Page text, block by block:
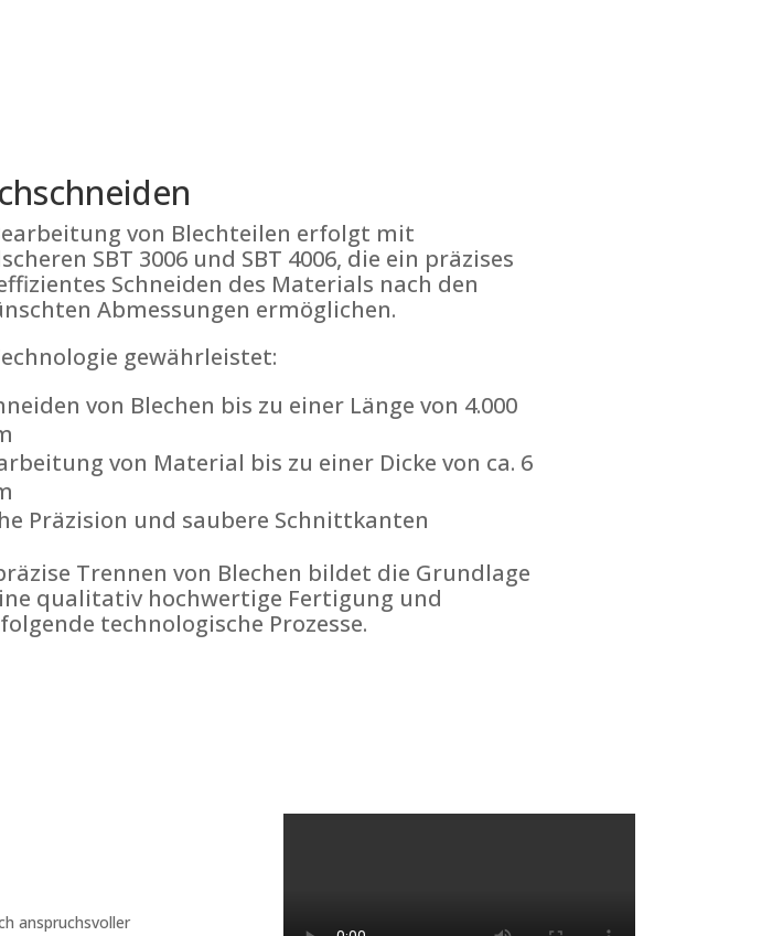
von Blechteilen erfolgt mit
SBT 3006 und SBT 4006, die ein präzises
Schneiden des Materials nach den
Abmessungen ermöglichen.
gewährleistet:
von Blechen bis zu einer Länge von 4.000
von Material bis zu einer Dicke von ca. 6
Präzision und saubere Schnittkanten
Trennen von Blechen bildet die Grundlage
qualitativ hochwertige Fertigung und
technologische Prozesse.
anspruchsvoller